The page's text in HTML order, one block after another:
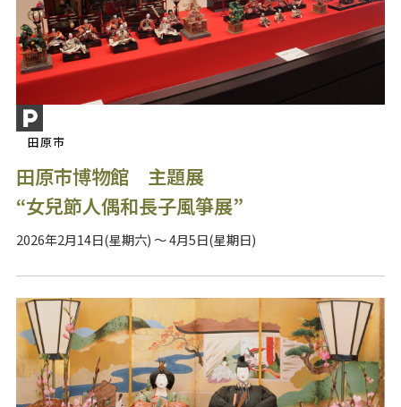
田原市
田原市博物館 主題展
“女兒節人偶和長子風箏展”
2026年2月14日(星期六) ～ 4月5日(星期日)